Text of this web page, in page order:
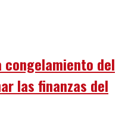
congelamiento del
las finanzas del